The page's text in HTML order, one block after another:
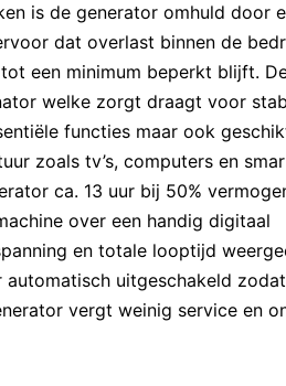
is de generator omhuld door
dat overlast binnen de
een minimum beperkt blijft.
welke zorgt draagt voor
functies maar ook
zoals tv’s, computers en
ca. 13 uur bij 50%
over een handig digitaal
en totale looptijd
uitgeschakeld
vergt weinig service en